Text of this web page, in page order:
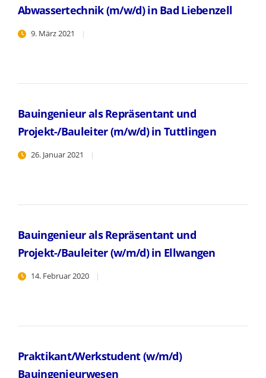
Abwassertechnik (m/w/d) in Bad Liebenzell
9. März 2021
Bauingenieur als Repräsentant und
Projekt-/Bauleiter (m/w/d) in Tuttlingen
26. Januar 2021
Bauingenieur als Repräsentant und
Projekt-/Bauleiter (w/m/d) in Ellwangen
14. Februar 2020
Praktikant/Werkstudent (w/m/d)
Bauingenieurwesen